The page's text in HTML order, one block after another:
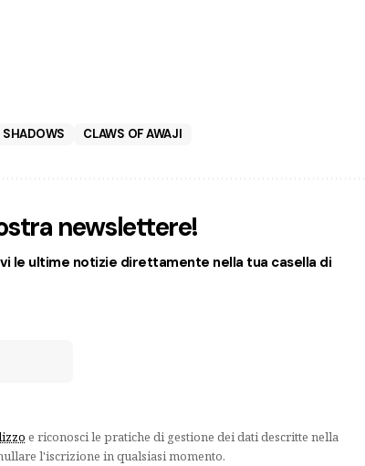
SHADOWS CLAWS OF AWAJI
newslettere!
le ultime notizie direttamente nella tua casella di
e riconosci le pratiche di gestione dei dati descritte nella
l'iscrizione in qualsiasi momento.